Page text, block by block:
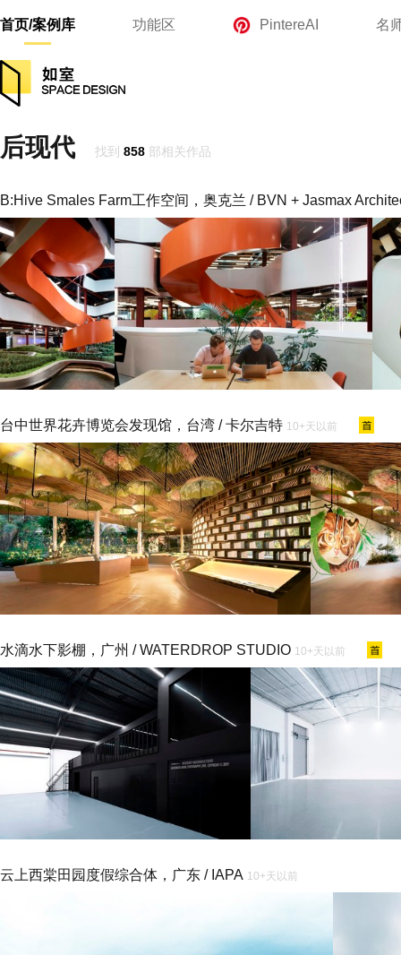
首页/案例库 功能区 PintereAI 名
后现代 找到 858 部相关作品
B:Hive Smales Farm工作空间，奥克兰 / BVN + Jasmax
台中世界花卉博览会发现馆，台湾 / 卡尔吉特 10+天以前
水滴水下影棚，广州 / WATERDROP STUDIO 10+天以前
云上西棠田园度假综合体，广东 / IAPA 10+天以前